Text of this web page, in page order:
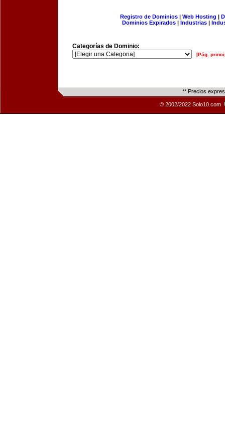
Registro de Dominios| Web Hosting |
Dominios Expirados | Industrias |
Categorías de Dominio:
[Pág.
** Precios
© 2002/2022 Solo10.com